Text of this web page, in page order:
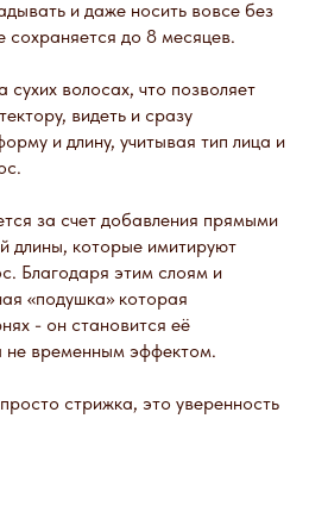
и даже носить вовсе без
сохраняется до 8 месяцев.
волосах, что позволяет
видеть и сразу
и длину, учитывая тип лица и
за счет добавления прямыми
длины, которые имитируют
Благодаря этим слоям и
«подушка» которая
- он становится её
не временным эффектом.
стрижка, это уверенность